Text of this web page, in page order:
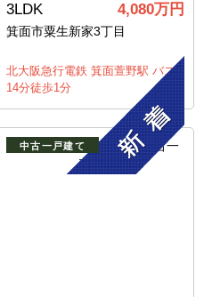
3LDK 4,080万円
箕面市粟生新家3丁目
北大阪急行電鉄 箕面萱野駅 バス
14分徒歩1分
中古一戸建て